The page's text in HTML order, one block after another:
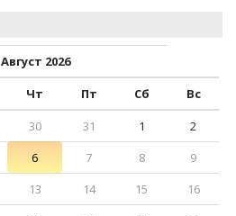
Август 2026
Чт Пт Сб
Вс
30 31 1
2
6 7 8
9
13 14 15
16